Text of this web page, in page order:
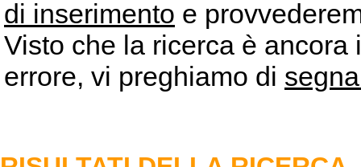
di inserimento e
Visto che la ricerca è
errore, vi preghiamo di